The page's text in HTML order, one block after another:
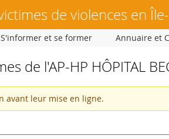
de violences en
de l'AP-HP HÔPITAL
avant leur mise en ligne.
S'informer et se former Annuaire et